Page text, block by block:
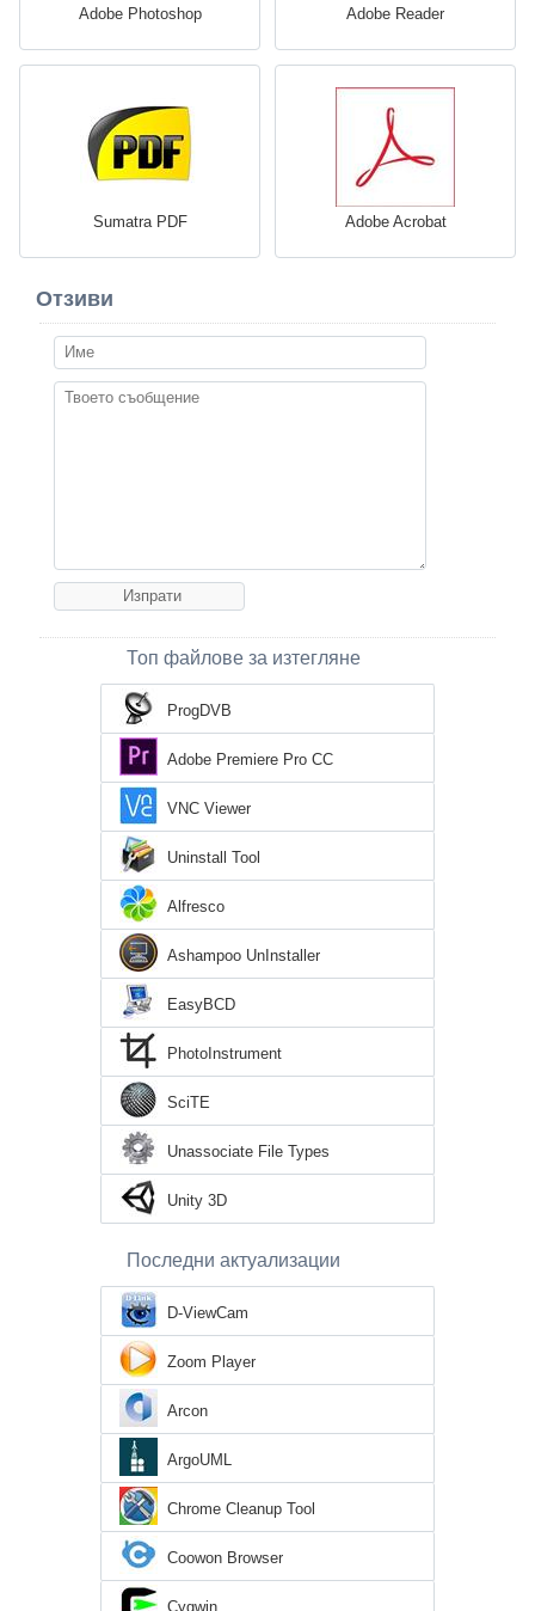
Adobe Photoshop Adobe Reader
Sumatra PDF Adobe Acrobat
Отзиви
Топ файлове за изтегляне
ProgDVB
Adobe Premiere Pro CC
VNC Viewer
Uninstall Tool
Alfresco
Ashampoo UnInstaller
EasyBCD
PhotoInstrument
SciTE
Unassociate File Types
Unity 3D
Последни актуализации
D-ViewCam
Zoom Player
Arcon
ArgoUML
Chrome Cleanup Tool
Coowon Browser
Cygwin